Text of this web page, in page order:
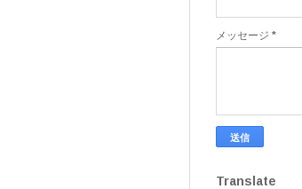
メッセージ *
Translate